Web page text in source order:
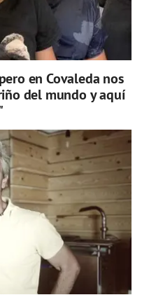
en Covaleda nos
del mundo y aquí